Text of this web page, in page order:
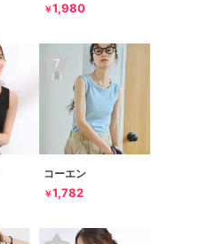
￥1,980
コーエン
￥1,782